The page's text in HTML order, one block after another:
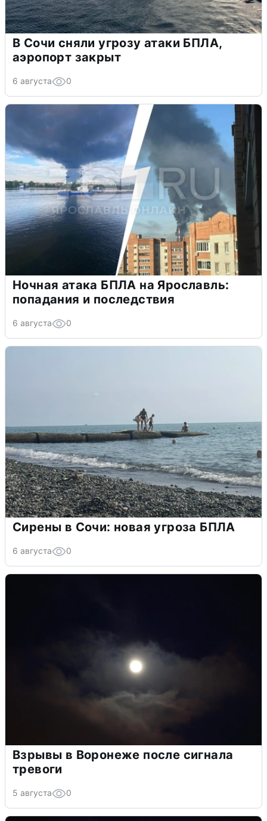
В Сочи сняли угрозу атаки БПЛА,
аэропорт закрыт
6 августа 0
Ночная атака БПЛА на Ярославль:
попадания и последствия
6 августа 0
Сирены в Сочи: новая угроза БПЛА
6 августа 0
Взрывы в Воронеже после сигнала
тревоги
5 августа 0